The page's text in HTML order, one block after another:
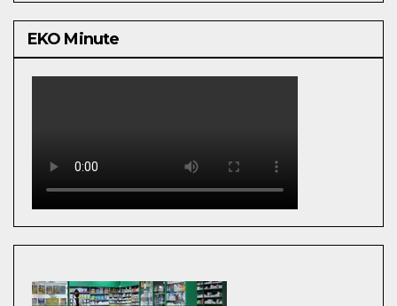
EKO Minute